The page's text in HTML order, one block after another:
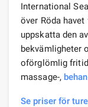
International
över Röda
uppskatta den
bekvämligheter
oförglömlig
massage-,
Se priser för